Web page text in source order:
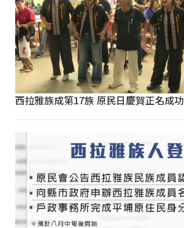
西拉雅族成第17族 原民日慶賀正名成功